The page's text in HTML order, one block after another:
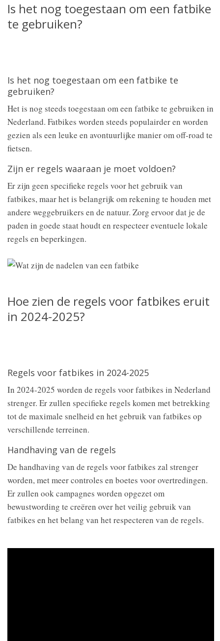
Is het nog toegestaan om een fatbike
te gebruiken?
Is het nog toegestaan om een fatbike te
gebruiken?
Het is nog steeds toegestaan om een fatbike te gebruiken in
Nederland. Fatbikes worden steeds populairder en worden
gezien als een leuke en avontuurlijke manier om off-road te
fietsen.
Zijn er regels waaraan je moet voldoen?
Er zijn geen specifieke regels voor het gebruik van
fatbikes, maar het is belangrijk om rekening te houden met
andere weggebruikers en de natuur. Zorg ervoor dat je de
paden in goede staat houdt en respecteer eventuele lokale
regels en beperkingen.
Hoe zien de regels voor fatbikes eruit
in 2024-2025?
Regels voor fatbikes in 2024-2025
In 2024-2025 worden de regels voor fatbikes in Nederland
strenger. Er zullen specifieke regels komen met betrekking
tot de maximale snelheid en het gebruik van fatbikes op
verschillende terreinen.
Handhaving van de regels
De handhaving van de regels voor fatbikes zal strenger
worden, met meer controles en boetes voor overtredingen.
Er zullen ook campagnes worden opgezet om
bewustwording te creëren over het veilig gebruik van
fatbikes en het belang van het respecteren van de regels.